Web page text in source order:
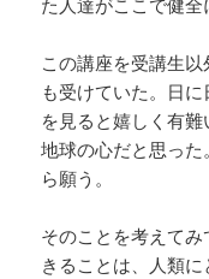
た人達がここで健全
この講座を受講生
も受けていた。日
を見ると嬉しく有
地球の心だと思っ
ら願う。
そのことを考えて
きることは、人類